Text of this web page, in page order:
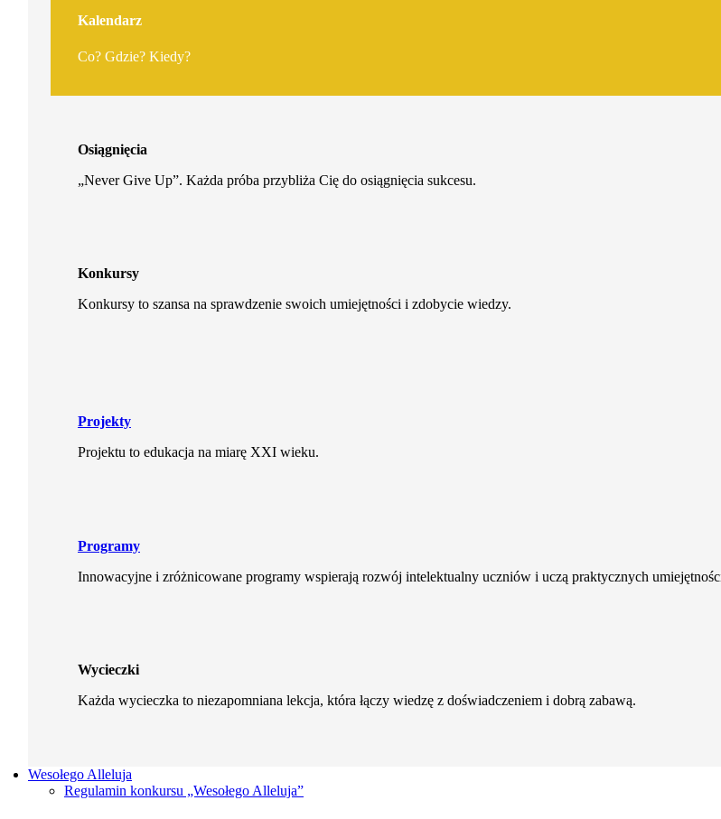
Kalendarz
Co? Gdzie? Kiedy?
Osiągnięcia
„Never Give Up”. Każda próba przybliża Cię do osiągnięcia sukcesu.
Konkursy
Konkursy to szansa na sprawdzenie swoich umiejętności i zdobycie wiedzy.
Projekty
Projektu to edukacja na miarę XXI wieku.
Programy
Innowacyjne i zróżnicowane programy wspierają rozwój intelektualny uczniów i uczą praktycznych
Wycieczki
Każda wycieczka to niezapomniana lekcja, która łączy wiedzę z doświadczeniem i dobrą zabawą.
Wesołego Alleluja
Regulamin konkursu „Wesołego Alleluja”